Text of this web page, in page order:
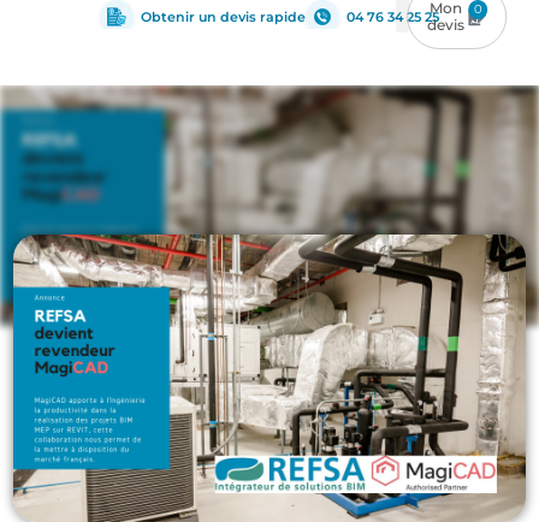
Obtenir un devis rapide 04 76 34 25 25 0
MEP